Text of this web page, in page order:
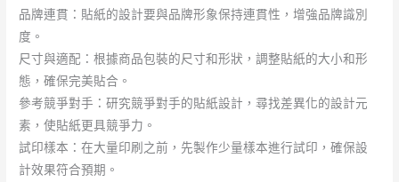
品牌連貫：貼紙的設計要與品牌形象保持連貫性，增強品牌識別
度。
尺寸與適配：根據商品包裝的尺寸和形狀，調整貼紙的大小和形
態，確保完美貼合。
參考競爭對手：研究競爭對手的貼紙設計，尋找差異化的設計元
素，使貼紙更具競爭力。
試印樣本：在大量印刷之前，先製作少量樣本進行試印，確保設
計效果符合預期。